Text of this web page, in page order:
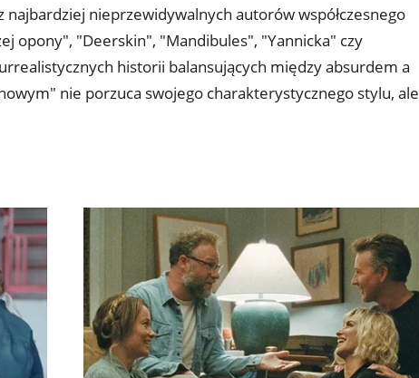
nieprzewidywalnych autorów współczesnego
opony", "Deerskin", "Mandibules", "Yannicka" czy
historii balansujących między absurdem a
nie porzuca swojego charakterystycznego stylu, ale